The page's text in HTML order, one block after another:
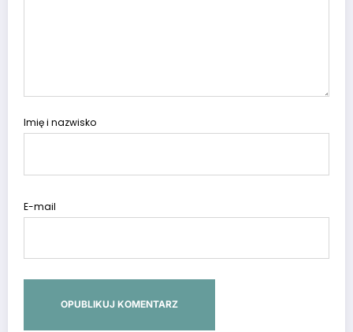
Imię i nazwisko
E-mail